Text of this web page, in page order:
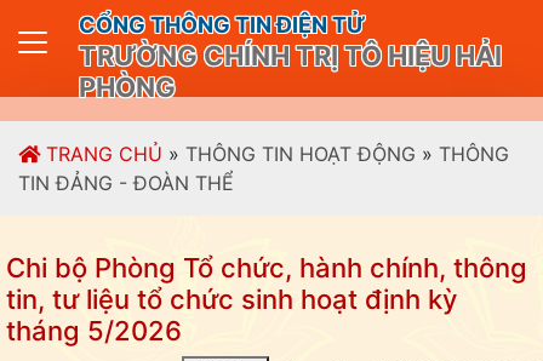
CỔNG THÔNG TIN ĐIỆN TỬ
TRƯỜNG CHÍNH TRỊ TÔ HIỆU HẢI
PHÒNG
TRANG CHỦ » THÔNG TIN HOẠT ĐỘNG » THÔNG
TIN ĐẢNG - ĐOÀN THỂ
Chi bộ Phòng Tổ chức, hành chính, thông
tin, tư liệu tổ chức sinh hoạt định kỳ
tháng 5/2026